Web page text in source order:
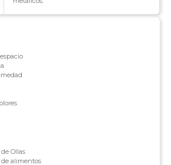
Ollas
alimentos